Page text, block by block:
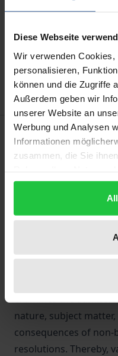
Diese Webseite
Wir verwenden
personalisieren,
können und die Zugriffe
Außerdem geben wir
unserer Website an
Werbung und Analysen
Informationen
zusammen, die Sie
Add to Wish List
Delivery cost notice
Description
resolutions of the
participation
far mainly been
heading of
independent and
examines the
nature, subject
consequences of
resolutions. Thereby,